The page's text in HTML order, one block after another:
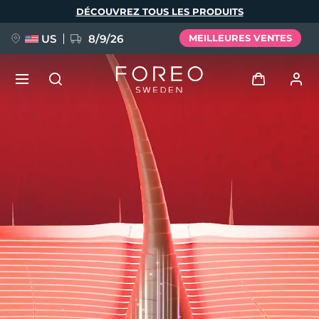
DÉCOUVREZ TOUS LES PRODUITS
US 8/9/26 MEILLEURES VENTES
Mes appareils
Mes commandes
Mes adresses
Mes abonnements
FAQ™ Pure Beauty-Tech Elixir
issa™ Teeth Whitening Set
Deutsch
Español
Italiano
Português
Polski
Svenska
Русский
Türkçe
简体中文 繁體中文